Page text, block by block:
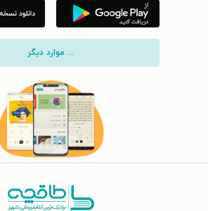
... موارد دیگر